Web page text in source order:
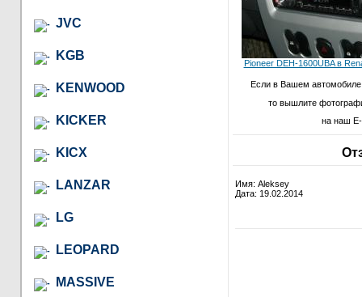
JVC
KGB
KENWOOD
KICKER
KICX
LANZAR
LG
LEOPARD
MASSIVE
Pioneer DEH-1600UBA в
Если в Вашем автомобиле
то вышлите
на наш
Имя: Aleksey
Дата: 19.02.2014